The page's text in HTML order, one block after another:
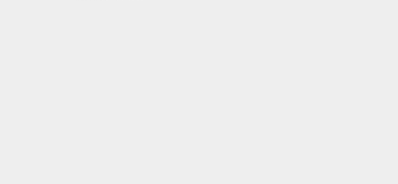
di un giornale